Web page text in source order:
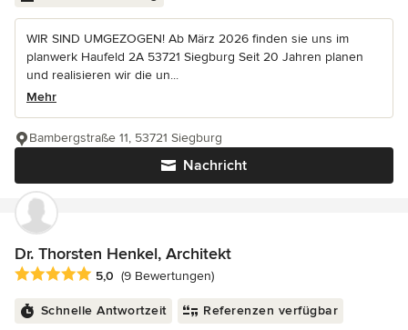
WIR SIND UMGEZOGEN! Ab März 2026 finden sie uns im
planwerk Haufeld 2A 53721 Siegburg Seit 20 Jahren planen
und realisieren wir die un...
Mehr
Nachricht
Bambergstraße 11, 53721 Siegburg
Dr. Thorsten Henkel, Architekt
Durchschnittliche Bewertung: 5 von 5 Sternen
5,0 (9 Bewertungen)
Schnelle Antwortzeit Referenzen verfügbar